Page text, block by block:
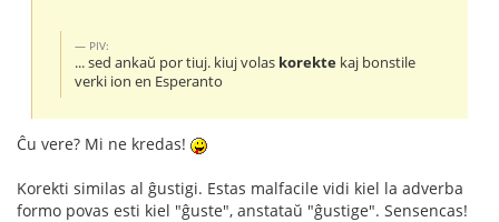
PIV:
... sed ankaŭ por tiuj. kiuj volas korekte kaj bonstile
verki ion en Esperanto
Ĉu vere? Mi ne kredas!
Korekti similas al ĝustigi. Estas malfacile vidi kiel la adverba
formo povas esti kiel "ĝuste", anstataŭ "ĝustige". Sensencas!